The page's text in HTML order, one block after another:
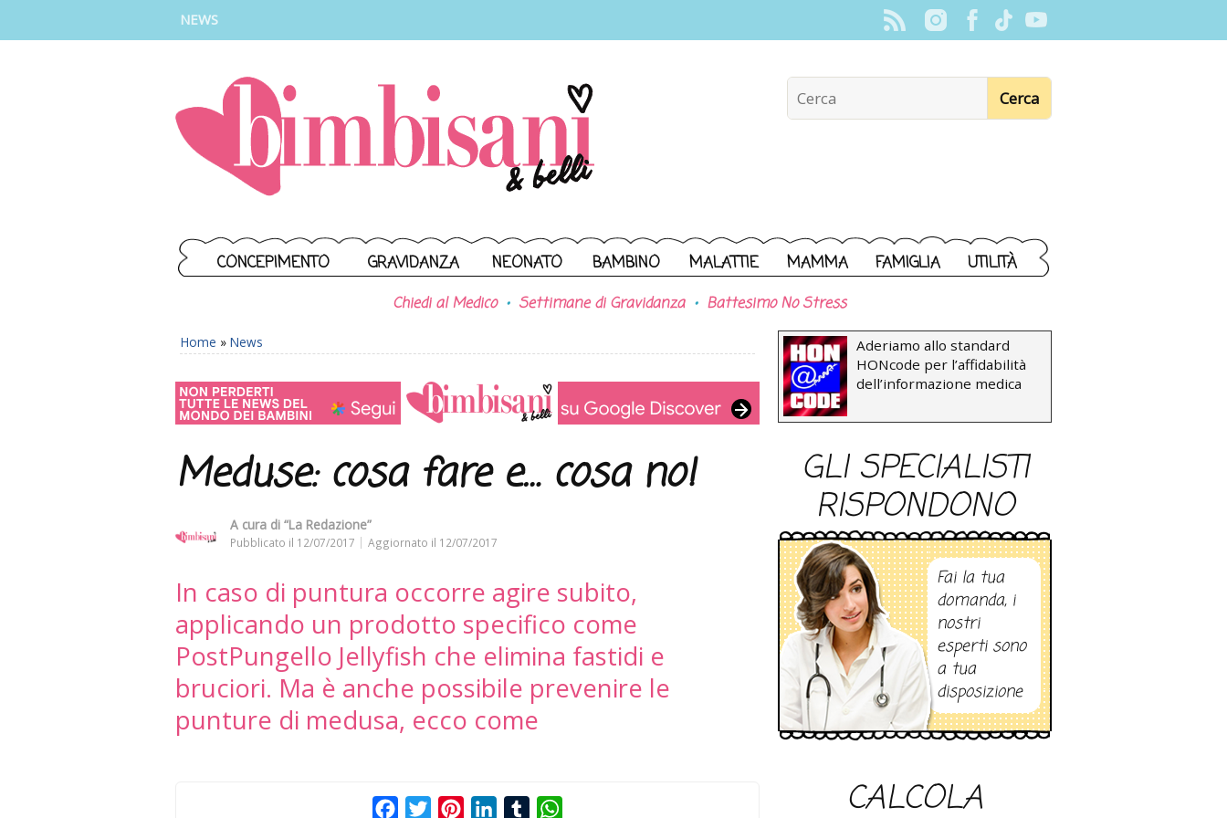
NEWS
CONCEPIMENTO GRAVIDANZA NEONATO BAMBINO MALATTIE MAMMA FAMIGLIA UTILITÀ
Chiedi al Medico Settimane di Gravidanza Battesimo No Stress
Home » News
Meduse: cosa fare e… cosa no!
A cura di “La Redazione”
Pubblicato il 12/07/2017 Aggiornato il 12/07/2017
In caso di puntura occorre agire subito,
applicando un prodotto specifico come
PostPungello Jellyfish che elimina fastidi e
bruciori. Ma è anche possibile prevenire le
punture di medusa, ecco come
FacebookTwitterPinterestLinkedInTumblr
Aderiamo allo standard
HONcode per l’affidabilità
dell’informazione medica
GLI SPECIALISTI
RISPONDONO
Fai la tua
domanda, i
nostri
esperti sono
a tua
disposizione
CALCOLA